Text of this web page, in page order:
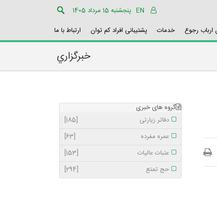
پنجشنبه 15 مرداد 1405 EN
رجوع
خدمات پشتیبانی افراد کم توان ارتباط با ما
خبرگزاري
گروه های خبری
دفاتر زیارتی
[185]
عمره مفرده
[63]
عتبات عالیات
[153]
حج تمتع
[294]